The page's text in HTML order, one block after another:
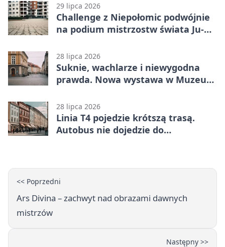
29 lipca 2026
Challenge z Niepołomic podwójnie
na podium mistrzostw świata Ju-
28 lipca 2026
Suknie, wachlarze i niewygodna
prawda. Nowa wystawa w Muzeum
28 lipca 2026
Linia T4 pojedzie krótszą trasą.
Autobus nie dojedzie do
<< Poprzedni
Ars Divina – zachwyt nad obrazami dawnych
mistrzów
Następny >>